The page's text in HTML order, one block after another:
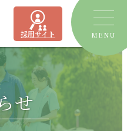
採用サイト MENU
聖一色
せ